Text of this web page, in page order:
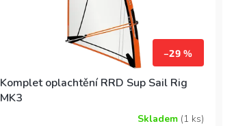
–29 %
Komplet oplachtění RRD Sup Sail Rig
MK3
Skladem (1 ks)